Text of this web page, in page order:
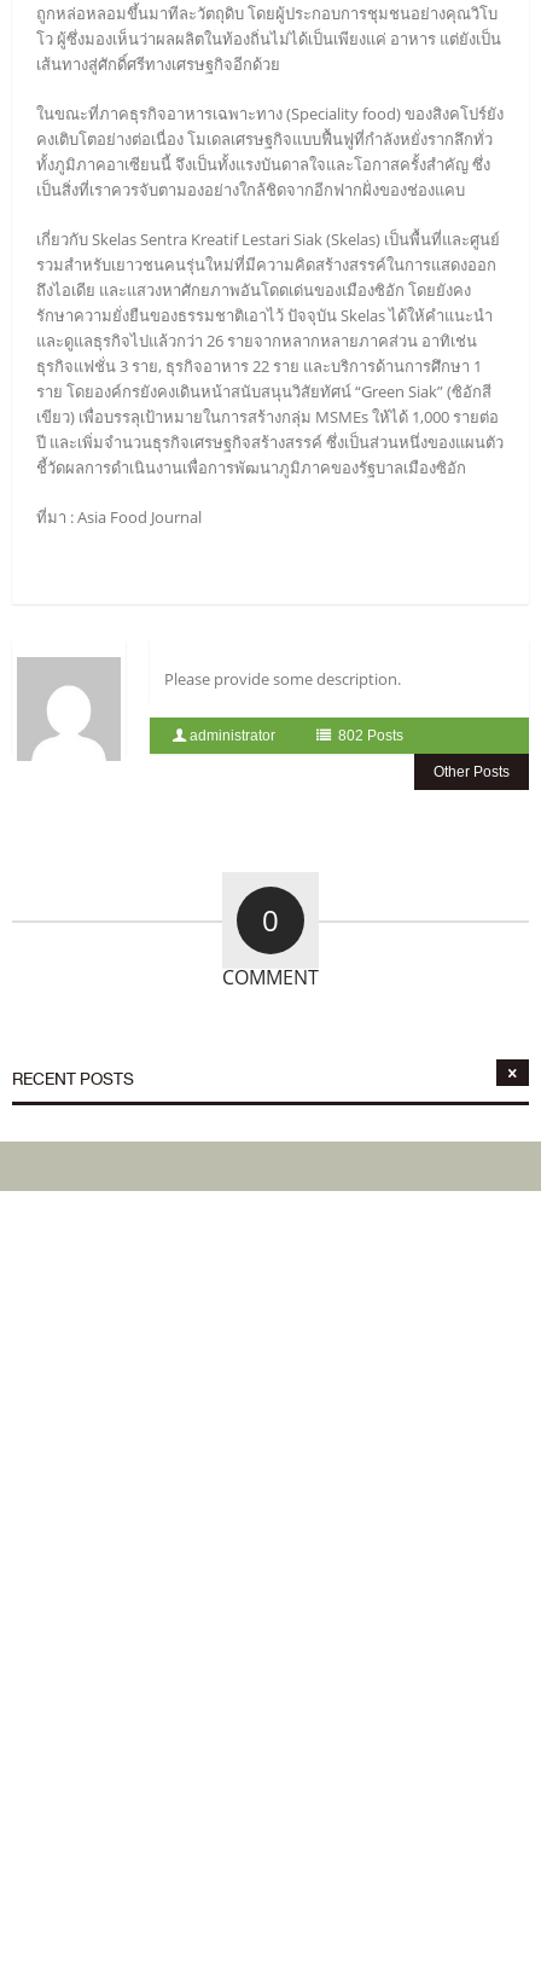
ถูกหล่อหลอมขึ้นมาทีละวัตถุดิบ โดยผู้ประกอบการชุมชนอย่างคุณวิโบ
โว ผู้ซึ่งมองเห็นว่าผลผลิตในท้องถิ่นไม่ได้เป็นเพียงแค่ อาหาร แต่ยังเป็น
เส้นทางสู่ศักดิ์ศรีทางเศรษฐกิจอีกด้วย
ในขณะที่ภาคธุรกิจอาหารเฉพาะทาง (Speciality food) ของสิงคโปร์ยัง
คงเติบโตอย่างต่อเนื่อง โมเดลเศรษฐกิจแบบฟื้นฟูที่กำลังหยั่งรากลึกทั่ว
ทั้งภูมิภาคอาเซียนนี้ จึงเป็นทั้งแรงบันดาลใจและโอกาสครั้งสำคัญ ซึ่ง
เป็นสิ่งที่เราควรจับตามองอย่างใกล้ชิดจากอีกฟากฝั่งของช่องแคบ
เกี่ยวกับ Skelas Sentra Kreatif Lestari Siak (Skelas) เป็นพื้นที่และศูนย์
รวมสำหรับเยาวชนคนรุ่นใหม่ที่มีความคิดสร้างสรรค์ในการแสดงออก
ถึงไอเดีย และแสวงหาศักยภาพอันโดดเด่นของเมืองซิอัก โดยยังคง
รักษาความยั่งยืนของธรรมชาติเอาไว้ ปัจจุบัน Skelas ได้ให้คำแนะนำ
และดูแลธุรกิจไปแล้วกว่า 26 รายจากหลากหลายภาคส่วน อาทิเช่น
ธุรกิจแฟชั่น 3 ราย, ธุรกิจอาหาร 22 ราย และบริการด้านการศึกษา 1
ราย โดยองค์กรยังคงเดินหน้าสนับสนุนวิสัยทัศน์ “Green Siak” (ซิอักสี
เขียว) เพื่อบรรลุเป้าหมายในการสร้างกลุ่ม MSMEs ให้ได้ 1,000 รายต่อ
ปี และเพิ่มจำนวนธุรกิจเศรษฐกิจสร้างสรรค์ ซึ่งเป็นส่วนหนึ่งของแผนตัว
ชี้วัดผลการดำเนินงานเพื่อการพัฒนาภูมิภาคของรัฐบาลเมืองซิอัก
ที่มา : Asia Food Journal
Please provide some description.
administrator 802 Posts
Other Posts
0
COMMENT
RECENT POSTS